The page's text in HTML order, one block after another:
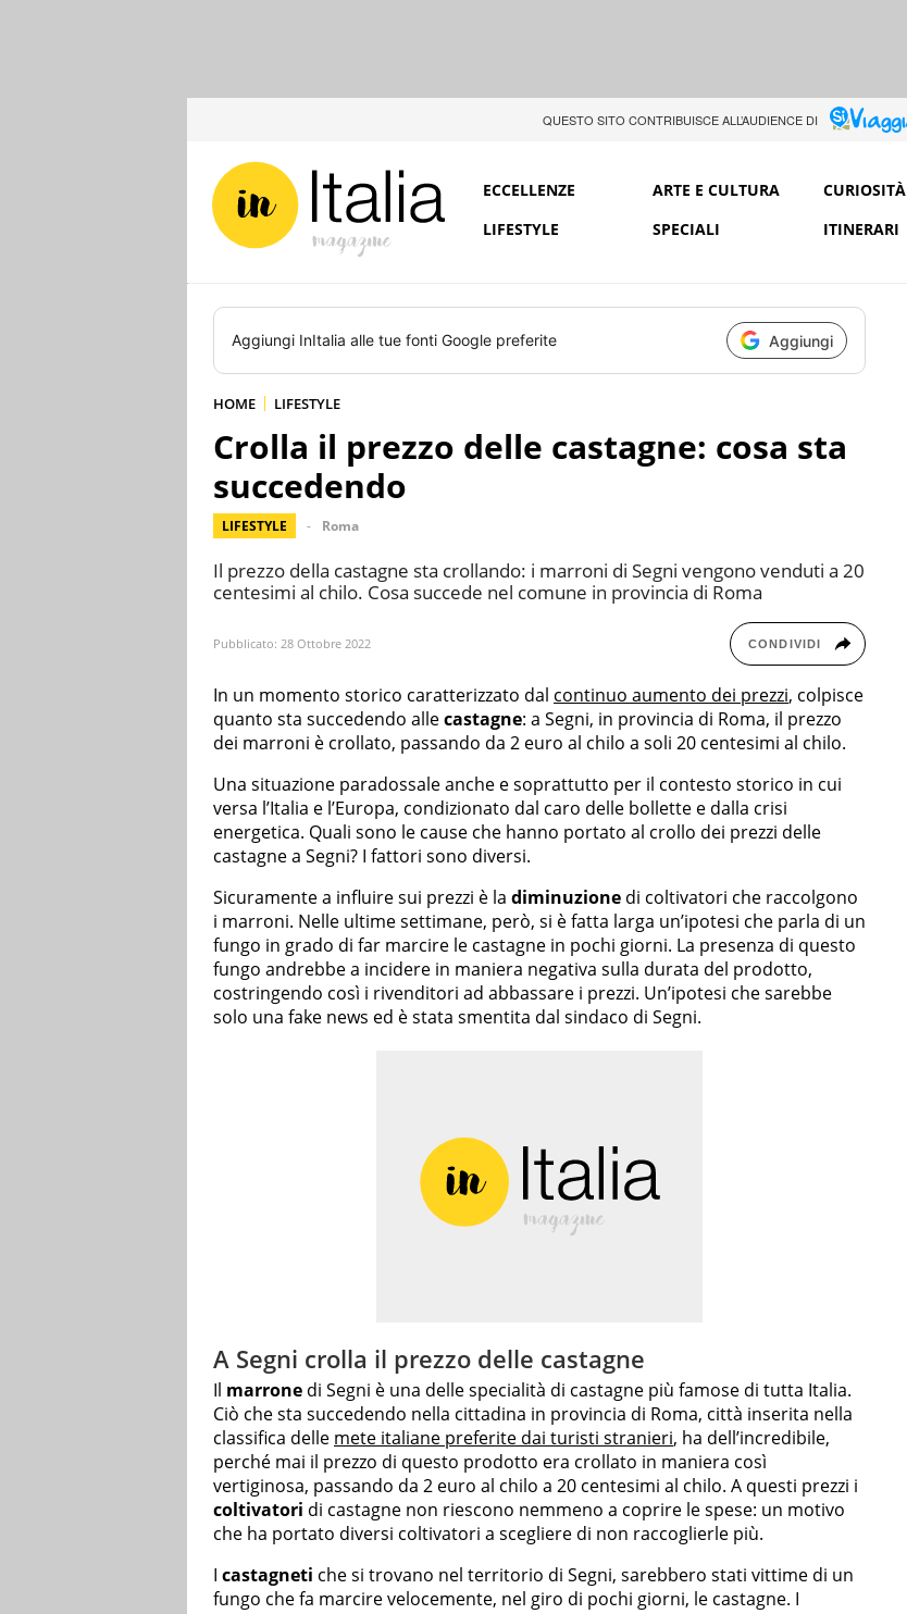
QUESTO SITO CONTRIBUISCE ALL’AUDIENCE DI
ECCELLENZE ARTE E CULTURA CURIOSITÀ
LIFESTYLE
SPECIALI ITINERARI
Aggiungi InItalia alle tue fonti Google preferite Aggiungi
HOME LIFESTYLE
Crolla il prezzo delle castagne: cosa sta
succedendo
LIFESTYLE Roma
Il prezzo della castagne sta crollando: i marroni di Segni vengono venduti a 20
centesimi al chilo. Cosa succede nel comune in provincia di Roma
Pubblicato: 28 Ottobre 2022 CONDIVIDI
In un momento storico caratterizzato dal continuo aumento dei prezzi, colpisce
quanto sta succedendo allecastagne: a Segni, in provincia di Roma, il prezzo
dei marroni è crollato, passando da 2 euro al chilo a soli 20 centesimi al chilo.
Una situazione paradossale anche e soprattutto per il contesto storico in cui
versa l’Italia e l’Europa, condizionato dal caro delle bollette e dalla crisi
energetica. Quali sono le cause che hanno portato al crollo dei prezzi delle
castagne a Segni? I fattori sono diversi.
Sicuramente a influire sui prezzi è la diminuzione di coltivatori che raccolgono
i marroni. Nelle ultime settimane, però, si è fatta larga un’ipotesi che parla di un
fungo in grado di far marcire le castagne in pochi giorni. La presenza di questo
fungo andrebbe a incidere in maniera negativa sulla durata del prodotto,
costringendo così i rivenditori ad abbassare i prezzi. Un’ipotesi che sarebbe
solo una fake news ed è stata smentita dal sindaco di Segni.
A Segni crolla il prezzo delle castagne
Il marrone di Segni è una delle specialità di castagne più famose di tutta Italia.
Ciò che sta succedendo nella cittadina in provincia di Roma, città inserita nella
classifica delle mete italiane preferite dai turisti stranieri, ha dell’incredibile,
perché mai il prezzo di questo prodotto era crollato in maniera così
vertiginosa, passando da 2 euro al chilo a 20 centesimi al chilo. A questi prezzi i
coltivatori di castagne non riescono nemmeno a coprire le spese: un motivo
che ha portato diversi coltivatori a scegliere di non raccoglierle più.
I castagneti che si trovano nel territorio di Segni, sarebbero stati vittime di un
fungo che fa marcire velocemente, nel giro di pochi giorni, le castagne. I